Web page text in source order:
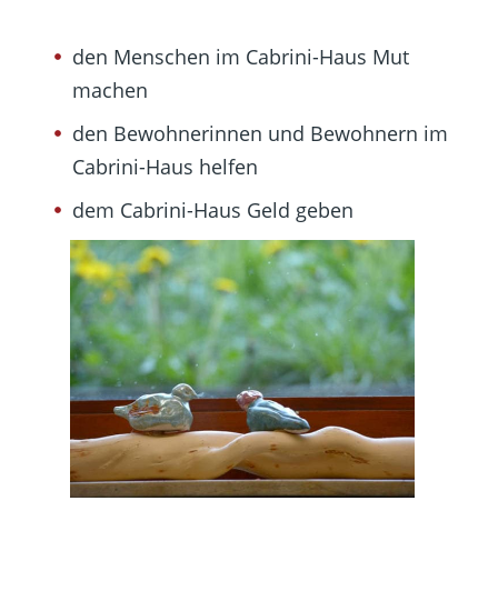
den Menschen im Cabrini-Haus Mut
machen
den Bewohnerinnen und Bewohnern im
Cabrini-Haus helfen
dem Cabrini-Haus Geld geben